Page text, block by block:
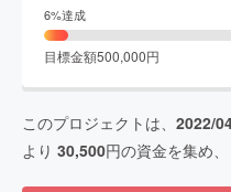
6%達成
目標金額500,000円
このプロジェクトは、 2022/
より 30,500円の資金を集め、